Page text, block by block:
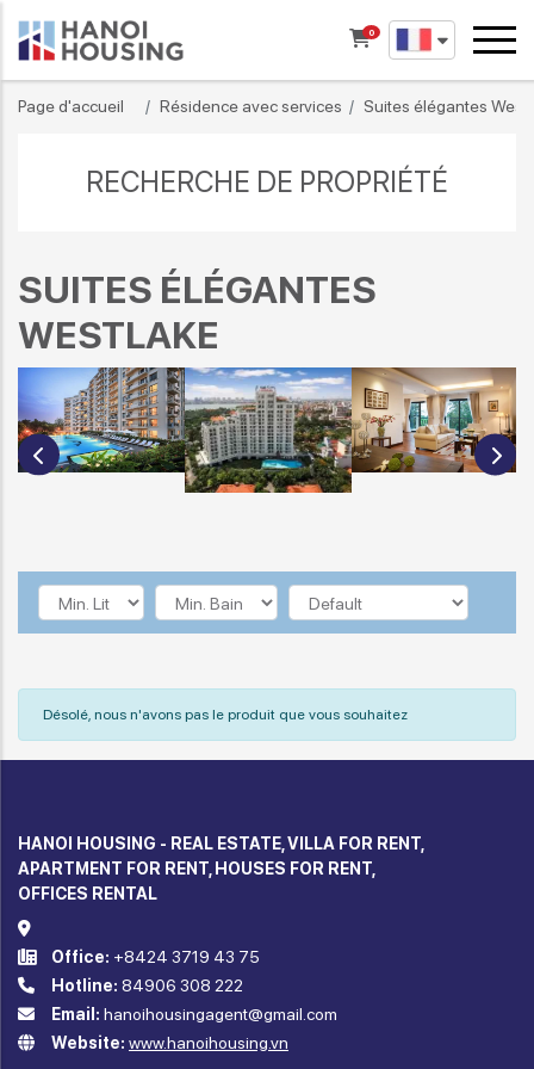
0
Page d'accueil Résidence avec services Suites élégantes
RECHERCHE DE PROPRIÉTÉ
SUITES ÉLÉGANTES
WESTLAKE
Désolé, nous n'avons pas le produit que vous souhaitez
HANOI HOUSING - REAL ESTATE, VILLA FOR RENT,
APARTMENT FOR RENT, HOUSES FOR RENT,
OFFICES RENTAL
Office: +8424 3719 43 75
Hotline: 84906 308 222
Email: hanoihousingagent@gmail.com
Website: www.hanoihousing.vn